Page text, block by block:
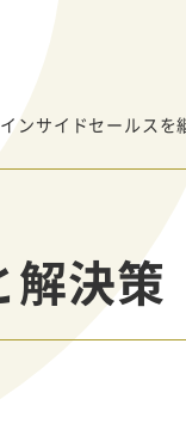
ンサイドセールスを
解決策